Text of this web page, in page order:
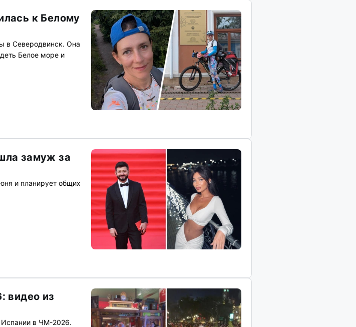
к Белому
в Северодвинск. Она
Белое море и
замуж за
и планирует общих
видео из
Испании в ЧМ-2026.